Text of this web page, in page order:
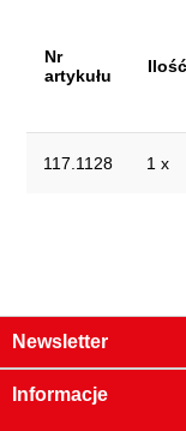
Nr
artykułu
Ilość
117.1128 1 x
Newsletter
Informacje